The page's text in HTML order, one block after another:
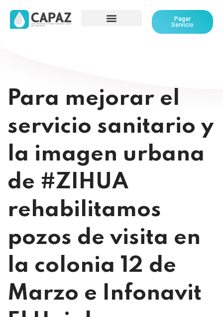
Pagar
Servicio
Para mejorar el
servicio sanitario y
la imagen urbana
de #ZIHUA
rehabilitamos
pozos de visita en
la colonia 12 de
Marzo e Infonavit